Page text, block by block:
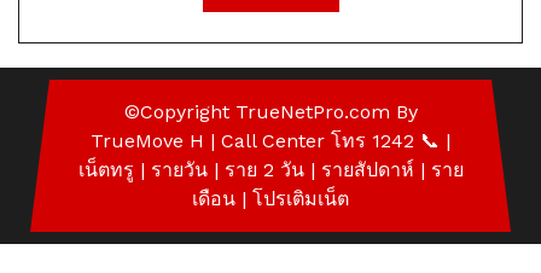
30
วัน
WIFI
ไม่
MORE
©Copyright TrueNetPro.com By
TrueMove H | Call Center โทร 1242 📞 |
เน็ตทรู | รายวัน | ราย 2 วัน | รายสัปดาห์ | ราย
เดือน | โปรเติมเน็ต